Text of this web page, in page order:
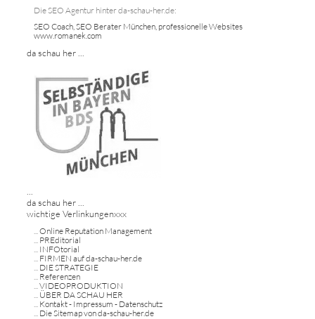
Die SEO Agentur hinter da-schau-her.de:
SEO Coach, SEO Berater München, professionelle Websites
www.romanek.com
da schau her ...
da schau her ...
wichtige Verlinkungenxxx
Online Reputation Management
PREditorial
INFOtorial
FIRMEN auf da-schau-her.de
DIE STRATEGIE
Referenzen
VIDEOPRODUKTION
ÜBER DA SCHAU HER
Kontakt - Impressum - Datenschutz
Die Sitemap von da-schau-her.de